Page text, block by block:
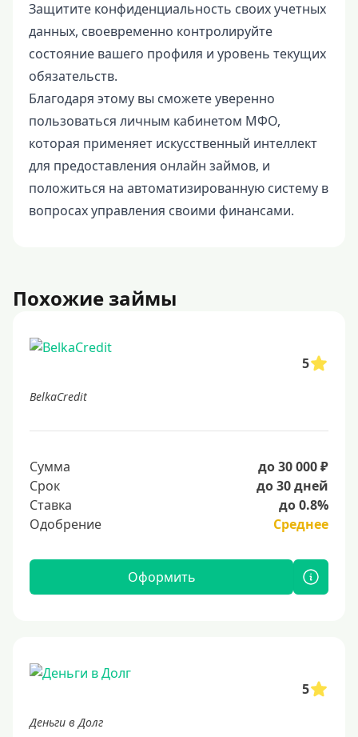
Защитите конфиденциальность своих учетных
данных, своевременно контролируйте
состояние вашего профиля и уровень текущих
обязательств.
Благодаря этому вы сможете уверенно
пользоваться личным кабинетом МФО,
которая применяет искусственный интеллект
для предоставления онлайн займов, и
положиться на автоматизированную систему в
вопросах управления своими финансами.
Похожие займы
5
BelkaCredit
Сумма
до 30 000 ₽
Срок
до 30 дней
Ставка
до 0.8%
Одобрение
Среднее
Оформить
5
Деньги в Долг